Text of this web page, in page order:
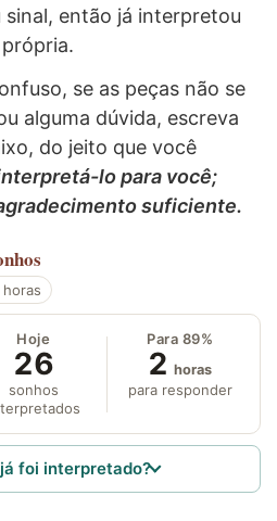
sinal, então já interpretou
se as peças não se
alguma dúvida, escreva
do jeito que você
lo para você;
suficiente.
Hoje
26
sonhos
Para 89%
2 horas
para responder
foi interpretado?